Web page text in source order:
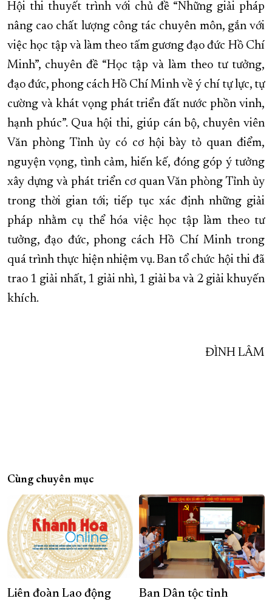
Hội thi thuyết trình với chủ đề “Những giải pháp
nâng cao chất lượng công tác chuyên môn, gắn với
việc học tập và làm theo tấm gương đạo đức Hồ Chí
Minh”, chuyên đề “Học tập và làm theo tư tưởng,
đạo đức, phong cách Hồ Chí Minh về ý chí tự lực, tự
cường và khát vọng phát triển đất nước phồn vinh,
hạnh phúc”. Qua hội thi, giúp cán bộ, chuyên viên
Văn phòng Tỉnh ủy có cơ hội bày tỏ quan điểm,
nguyện vọng, tình cảm, hiến kế, đóng góp ý tưởng
xây dựng và phát triển cơ quan Văn phòng Tỉnh ủy
trong thời gian tới; tiếp tục xác định những giải
pháp nhằm cụ thể hóa việc học tập làm theo tư
tưởng, đạo đức, phong cách Hồ Chí Minh trong
quá trình thực hiện nhiệm vụ. Ban tổ chức hội thi đã
trao 1 giải nhất, 1 giải nhì, 1 giải ba và 2 giải khuyến
khích.
ĐÌNH LÂM
Cùng chuyên mục
Liên đoàn Lao động
Ban Dân tộc tỉnh